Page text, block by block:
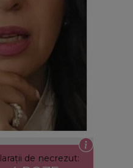
de necrezut: